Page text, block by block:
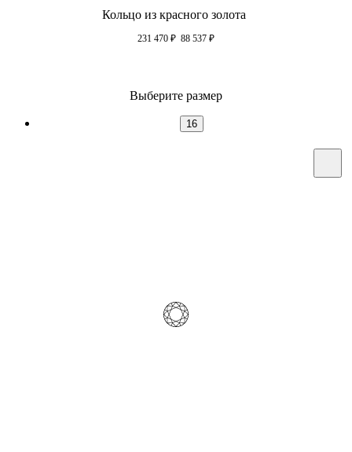
Кольцо из красного золота
231 470 ₽ 88 537 ₽
Выберите размер
16